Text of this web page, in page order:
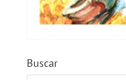
Buscar